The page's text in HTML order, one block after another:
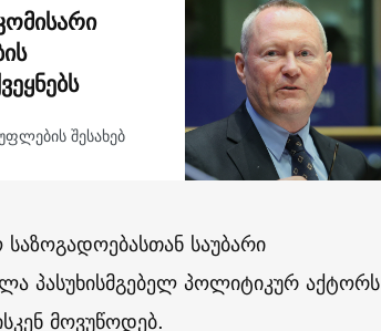
შესახებ
საუბარი
პასუხისმგებელ პოლიტიკურ აქტორს
მოვუწოდებ.